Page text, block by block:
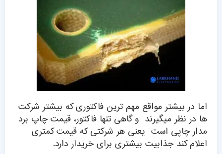
اما در بیشتر مواقع مهم ترین فاکتوری که بیشتر شرکت
ها در نظر میگیرند و گاهی تنها فاکتور، قیمت چاپ برد
مدار چاپی است یعنی هر شرکتی که قیمت کمتری
اعلام کند جذابیت بیشتری برای خریدار دارد.